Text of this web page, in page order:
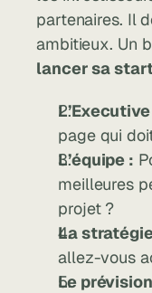
partenaires. Il
lancer sa
page qui
L’équipe :
meilleures
projet ?
La
allez-vous
Le